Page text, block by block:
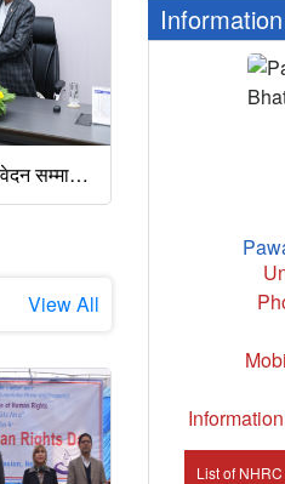
आयोगको वार्षिक प्रतिवेदन सम्माननीय राष्ट्रपति समक्ष पेश , २१ मङ्सिर, २०८२
View All
List of